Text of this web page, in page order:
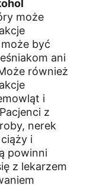
może
być
ani
również
i
z
nerek
i
powinni
z lekarzem